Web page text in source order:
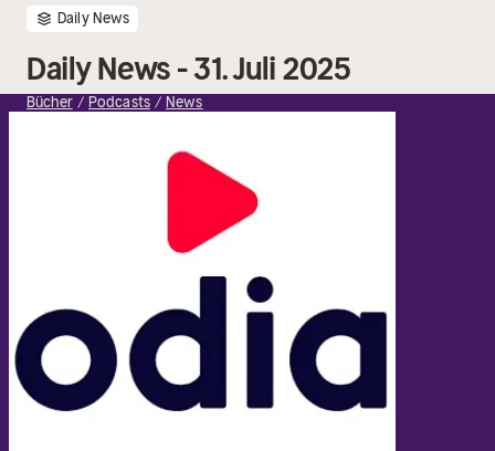
Daily News
Daily News - 31. Juli 2025
Bücher Podcasts News